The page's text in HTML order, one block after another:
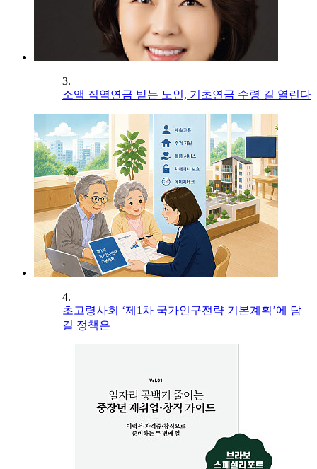
3.
소액 직역연금 받는 노인, 기초연금 수령 길 열린다
4.
초고령사회 ‘제1차 국가인구전략 기본계획’에 담
길 정책은